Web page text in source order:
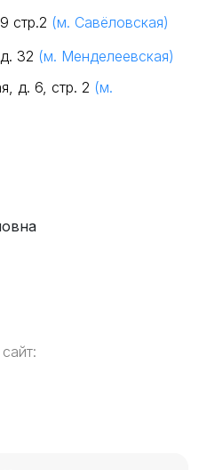
стр.2 (м. Савёловская)
32 (м. Менделеевская)
д. 6, стр. 2 (м.